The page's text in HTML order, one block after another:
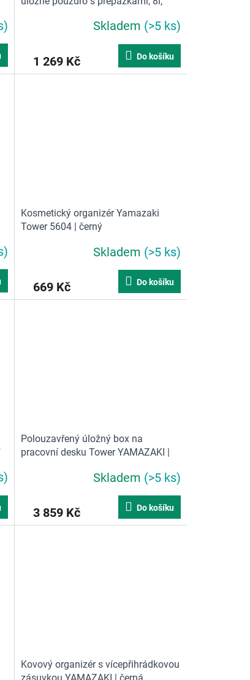
Skladem (>5 ks)
1 269 Kč Do košíku
Kosmetický organizér Yamazaki
Tower 5604 | černý
Skladem (>5 ks)
669 Kč Do košíku
Polouzavřený úložný box na
pracovní desku Tower YAMAZAKI |
Skladem (>5 ks)
3 859 Kč Do košíku
Kovový organizér s vícepřihrádkovou